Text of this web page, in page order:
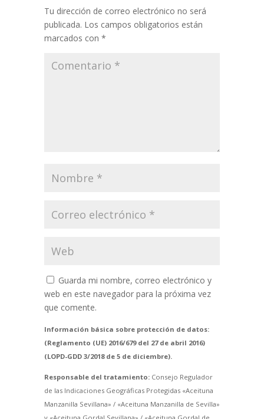
Tu dirección de correo electrónico no será
publicada. Los campos obligatorios están
marcados con *
Guarda mi nombre, correo electrónico y
web en este navegador para la próxima vez
que comente.
Información básica sobre protección de datos:
(Reglamento (UE) 2016/679 del 27 de abril 2016)
(LOPD-GDD 3/2018 de 5 de diciembre).
Responsable del tratamiento:Consejo Regulador
de las Indicaciones Geográficas Protegidas «Aceituna
Manzanilla Sevillana» / «Aceituna Manzanilla de Sevilla»